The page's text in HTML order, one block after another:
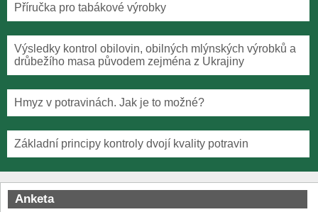
Příručka pro tabákové výrobky
Výsledky kontrol obilovin, obilných mlýnských výrobků a
drůbežího masa původem zejména z Ukrajiny
Hmyz v potravinách. Jak je to možné?
Základní principy kontroly dvojí kvality potravin
Anketa